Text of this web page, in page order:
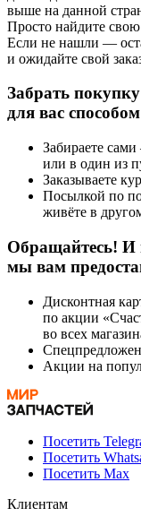
выше на данной
Просто найдите
Если не нашли —
и ожидайте свой
Забрать
для вас
Забираете
или в один из
Заказываете
Посылкой по
живёте в
Обращайтесь! И
мы вам
Дисконтная
по акции
во всех
Акции на
Посетить
Посетить
Посетить Max
Клиентам